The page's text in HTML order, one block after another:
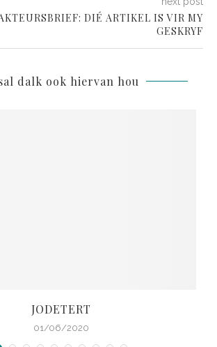
DIÉ ARTIKEL IS VIR MY
GESKRYF
dalk ook hiervan hou
JODETERT
01/06/2020